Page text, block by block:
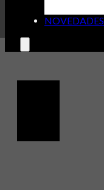
NOVEDADES